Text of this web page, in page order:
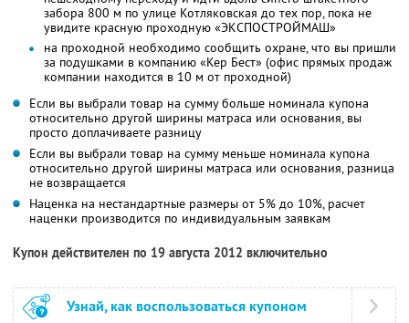
забора 800 м по улице Котляковская до тех пор, пока не
увидите красную проходную «ЭКСПОСТРОЙМАШ»
на проходной необходимо сообщить охране, что вы пришли
за подушками в компанию «Кер Бест» (офис прямых продаж
компании находится в 10 м от проходной)
Если вы выбрали товар на сумму больше номинала купона
относительно другой ширины матраса или основания, вы
просто доплачиваете разницу
Если вы выбрали товар на сумму меньше номинала купона
относительно другой ширины матраса или основания, разница
не возвращается
Наценка на нестандартные размеры от 5% до 10%, расчет
наценки производится по индивидуальным заявкам
Купон действителен по 19 августа 2012 включительно
Узнай, как воспользоваться купоном